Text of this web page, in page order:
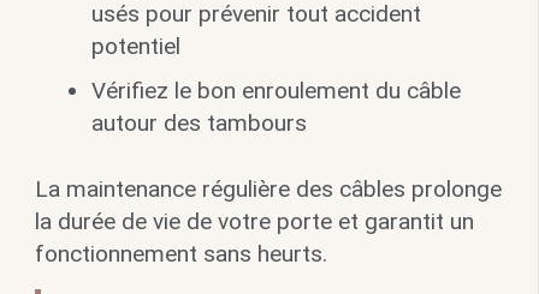
usés pour prévenir tout accident
potentiel
Vérifiez le bon enroulement du câble
autour des tambours
La maintenance régulière des câbles prolonge
la durée de vie de votre porte et garantit un
fonctionnement sans heurts.